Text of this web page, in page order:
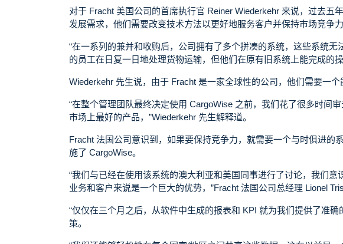
对于 Fracht 美国公司的首席执行官 Reiner Wiederkehr 来说，过去五
发展需求，他们需要改变技术方法以更好地服务客户并保持市场竞争力
“在一系列的兼并和收购后，公司拥有了多个拼凑的系统，这些系统
的员工在日复一日地处理货物运输，但他们在原有旧系统上能完成的操
Wiederkehr 先生说，由于 Fracht 是一家全球性的公司，他们需要一
“在整个管理团队最终决定使用 CargoWise 之前，我们花了很多时间
市场上最好的产品，”Wiederkehr 先生解释道。
Fracht 法国公司意识到，如果要保持竞争力，就需要一个与时俱进的
施了 CargoWise。
“我们与已经在使用该系统的澳大利亚和美国同事进行了讨论，我们
业务和客户来说是一个巨大的优势，”Fracht 法国公司总经理 Lionel
“仅仅在三个月之后，从软件中生成的报表和 KPI 就为我们提供了准
策。